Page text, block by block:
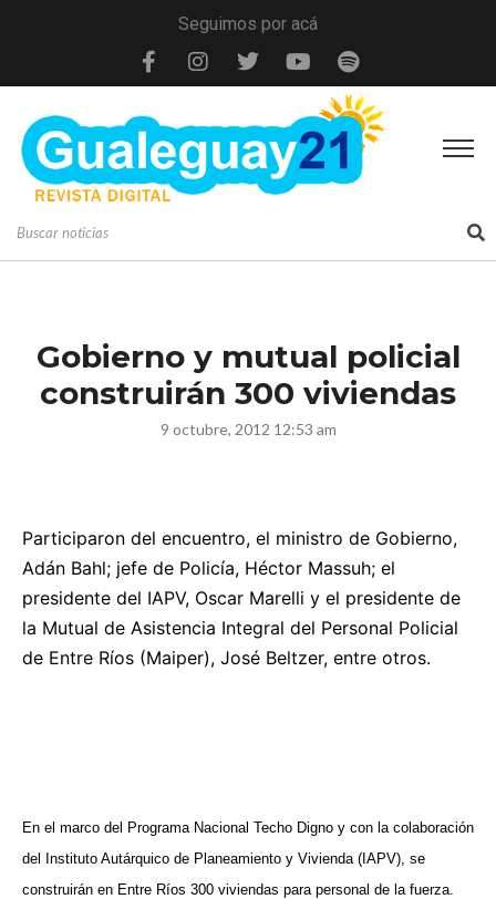
Seguimos por acá
Gobierno y mutual policial
construirán 300 viviendas
9 octubre, 2012 12:53 am
Participaron del encuentro, el ministro de Gobierno,
Adán Bahl; jefe de Policía, Héctor Massuh; el
presidente del IAPV, Oscar Marelli y el presidente de
la Mutual de Asistencia Integral del Personal Policial
de Entre Ríos (Maiper), José Beltzer, entre otros.
En el marco del Programa Nacional Techo Digno y con la colaboración
del Instituto Autárquico de Planeamiento y Vivienda (IAPV), se
construirán en Entre Ríos 300 viviendas para personal de la fuerza.